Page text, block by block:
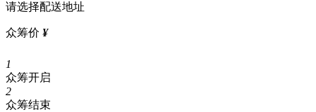
请选择配送地址
众筹价 ¥
1
众筹开启
2
众筹结束